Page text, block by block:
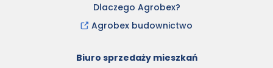
Dlaczego Agrobex?
Agrobex budownictwo
Biuro sprzedaży mieszkań